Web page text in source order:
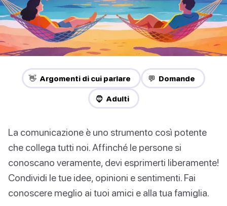
👋 Argomenti di cui parlare 💬 Domande
🧔 Adulti
La comunicazione è uno strumento così potente
che collega tutti noi. Affinché le persone si
conoscano veramente, devi esprimerti liberamente!
Condividi le tue idee, opinioni e sentimenti. Fai
conoscere meglio ai tuoi amici e alla tua famiglia.